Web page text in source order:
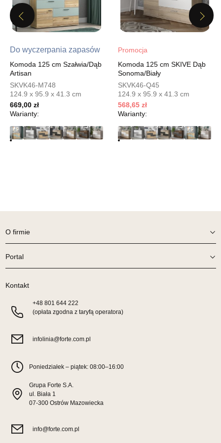
Pn-Pt: 10:00-18:00, Sb: 10:00-15:00
669,00 zł 568,65 zł
Wybierz
SALON MEBLOWY MEBLOSTYL
Salon meblowy
66-600 KROSNO ODRZAŃSKIE
Nr tel.508100164
SALON MEBLOWY ORION
Salon meblowy
UL.KILIŃSZCZAKÓW 43
Nr tel.67-3873822
Adres e-mail:orion@wphw.pl
Pn-Pt: 10:00-18:00, Sb: 10:00-14:00
Najniższa cena sprzedawcy z ostatnich 30 dni
Salon meblowy
Previous
Do wyczerpania zapasów
Komoda 125 cm Szałwia/Dąb
Artisan
SKVK46-M748
124.9 x 95.9 x 41.3 cm
669,00 zł
Warianty:
Promocja
Komoda 125 cm SKIVE Dąb
Sonoma/Biały
SKVK46-Q45
124.9 x 95.9 x 41.3 cm
568,65 zł
Warianty:
Next
O firmie
Portal
Kontakt
+48 801 644 222
(opłata zgodna z taryfą operatora)
infolinia@forte.com.pl
Poniedziałek – piątek: 08:00–16:00
Grupa Forte S.A.
ul. Biała 1
07-300 Ostrów Mazowiecka
info@forte.com.pl